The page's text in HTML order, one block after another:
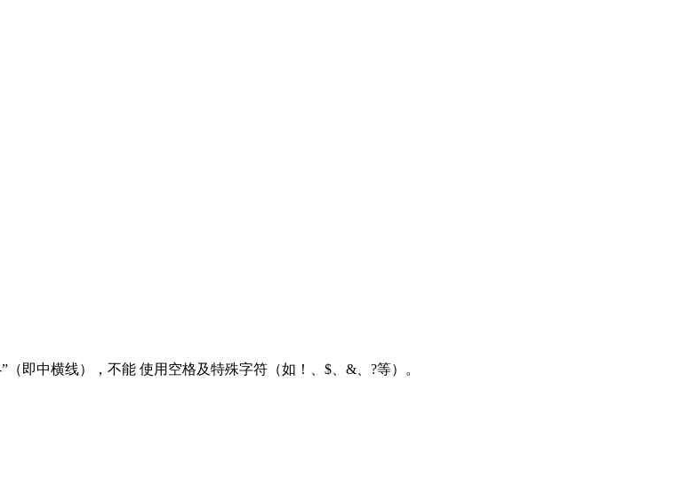
即中横线），不能 使用空格及特殊字符（如！、$、&、?等）。